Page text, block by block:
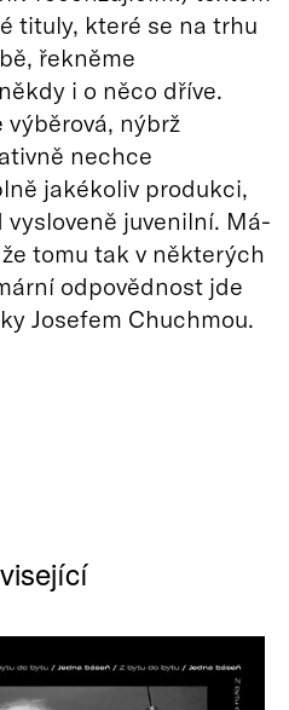
tituly, které se na trhu
řekněme
i o něco dříve.
nýbrž
nechce
jakékoliv produkci,
juvenilní. Má-
tomu tak v některých
odpovědnost jde
Josefem Chuchmou.